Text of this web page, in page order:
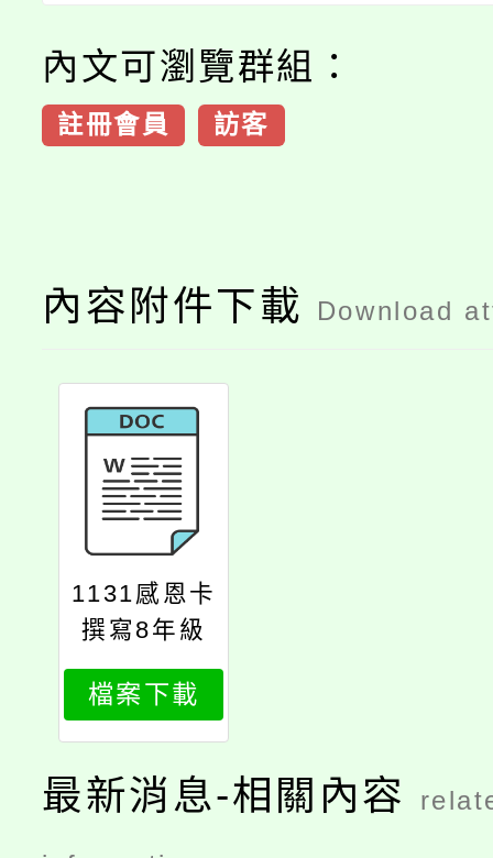
內文可瀏覽群組：
註冊會員 訪客
內容附件下載 Download
1131感恩卡
撰寫8年級
檔案下載
最新消息-相關內容